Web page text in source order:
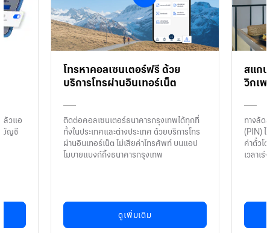
ลัวแอ
บัญชี
โทรหาคอลเซนเตอร์ฟรี ด้วย
บริการโทรผ่านอินเทอร์เน็ต
ติดต่อคอลเซนเตอร์ธนาคารกรุงเทพได้ทุกที่
ทั้งในประเทศและต่างประเทศ ด้วยบริการโทร
ผ่านอินเทอร์เน็ต ไม่เสียค่าโทรศัพท์ บนแอป
โมบายแบงก์กิ้งธนาคารกรุงเทพ
ดูเพิ่มเติม
สแกน
วิกเ
ทางลัด
(PIN) ไ
ค่าตั๋วโ
เวลาเร่